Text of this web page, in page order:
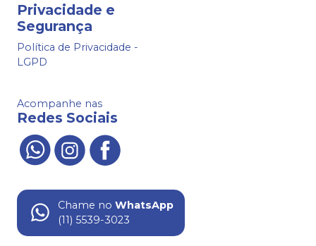
Privacidade e
Segurança
Política de Privacidade -
LGPD
Acompanhe nas
Redes Sociais
Chame no WhatsApp
(11) 5539-3023